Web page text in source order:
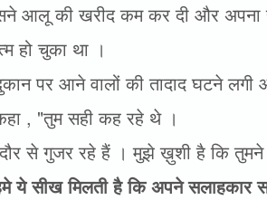
आलू की खरीद कम कर दी और अपना
हो चुका था ।
पर आने वालों की तादाद घटने
, "तुम सही कह रहे थे ।
से गुजर रहे हैं । मुझे ख़ुशी है कि
ये सीख मिलती है कि अपने सलाहकार